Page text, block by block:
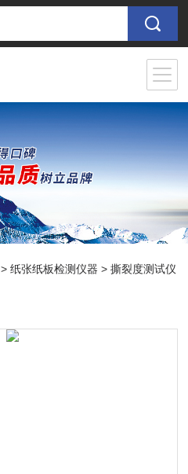
>纸张纸板检测仪器 >撕裂度测试仪